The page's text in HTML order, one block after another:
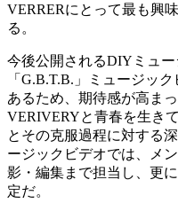
VERRERにとって最も興
る。
今後公開されるDIYミュ
「G.B.T.B.」ミュージッ
あるため、期待感が高ま
VERIVERYと青春を生き
とその克服過程に対する
ージックビデオでは、メ
影・編集まで担当し、更
定だ。